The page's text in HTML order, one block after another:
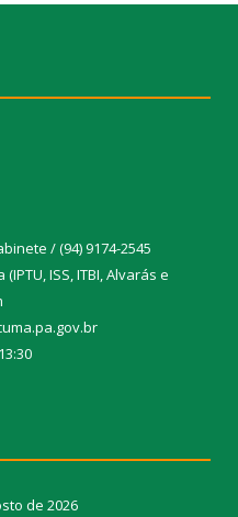
/ (94) 9174-2545
ISS, ITBI, Alvarás e
de 2026